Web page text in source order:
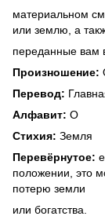
материальном
или землю, а
переданные вам
Произношение:
Перевод:
Алфавит: O
Стихия: Земля
Перевёрнутое:
положении, это
потерю земли
или богатства.